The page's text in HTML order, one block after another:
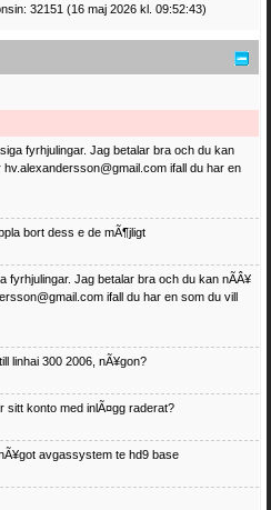
32151 (16 maj 2026 kl. 09:52:43)
fyrhjulingar. Jag betalar bra och du kan
hv.alexandersson@gmail.com ifall du har en
bort dess e de mÃ¶jligt
fyrhjulingar. Jag betalar bra och du kan nÃÂ¥
ifall du har en som du vill
linhai 300 2006, nÃ¥gon?
sitt konto med inlÃ¤gg raderat?
avgassystem te hd9 base